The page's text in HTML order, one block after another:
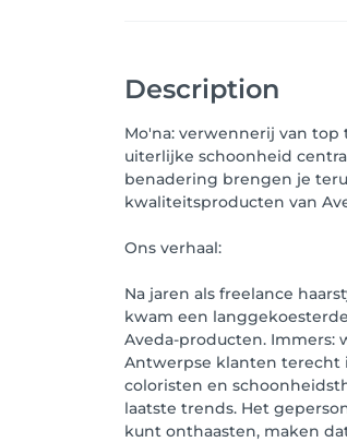
Description
Mo'na: verwennerij van
uiterlijke schoonheid
benadering brengen je
kwaliteitsproducten van
Ons verhaal:
Na jaren als freelance
kwam een
Aveda-producten. Immers:
Antwerpse klanten terecht
coloristen en
laatste trends. Het
kunt onthaasten, maken